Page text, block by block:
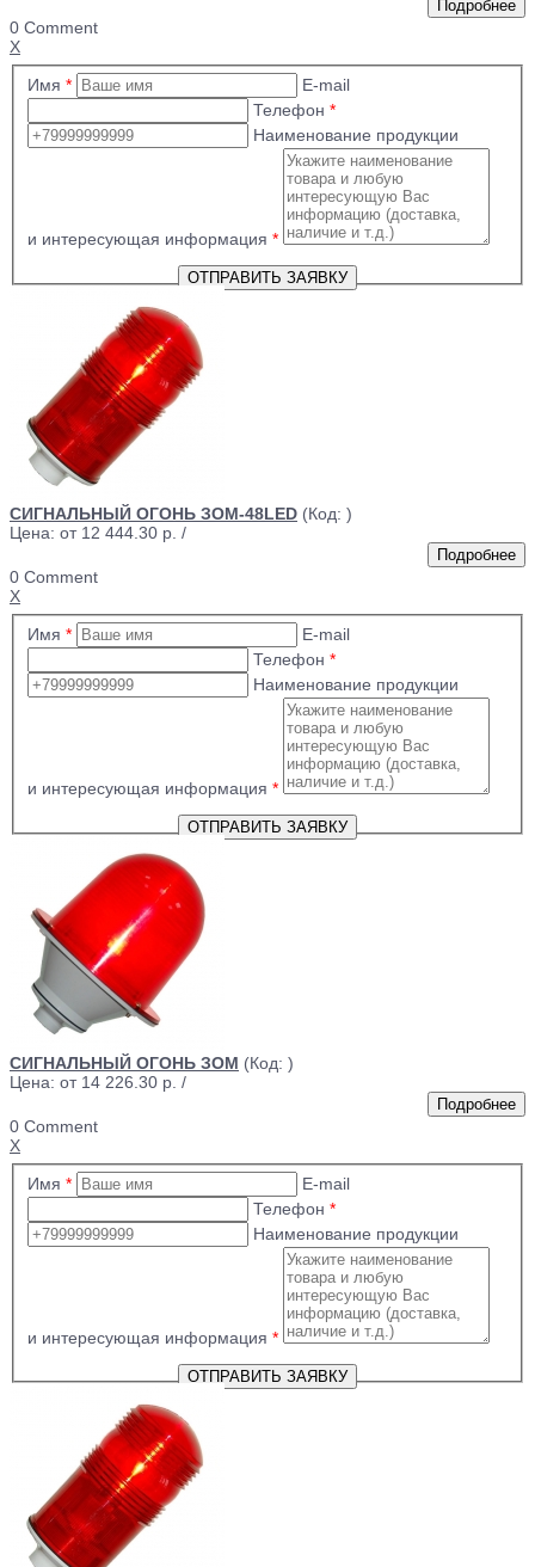
0 Comment
X
Имя *
E-mail
Телефон *
Наименование продукции
и интересующая информация *
СИГНАЛЬНЫЙ ОГОНЬ ЗОМ-48LED (Код: )
Цена: от 12 444.30 р. /
0 Comment
X
Имя *
E-mail
Телефон *
Наименование продукции
и интересующая информация *
СИГНАЛЬНЫЙ ОГОНЬ ЗОМ (Код: )
Цена: от 14 226.30 р. /
0 Comment
X
Имя *
E-mail
Телефон *
Наименование продукции
и интересующая информация *